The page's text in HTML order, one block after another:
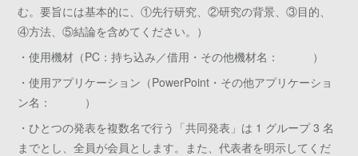
む。要旨には基本的に、①先行研究、②研究の背景、③目的、
④方法、⑤結論を含めてください。）
・使用機材（PC：持ち込み／借用・その他機材名： ）
・使用アプリケーション（PowerPoint・その他アプリケーショ
ン名： ）
・ひとつの発表を複数名で行う「共同発表」は 1 グループ 3 名
までとし、全員が会員とします。また、代表者を明示してくだ